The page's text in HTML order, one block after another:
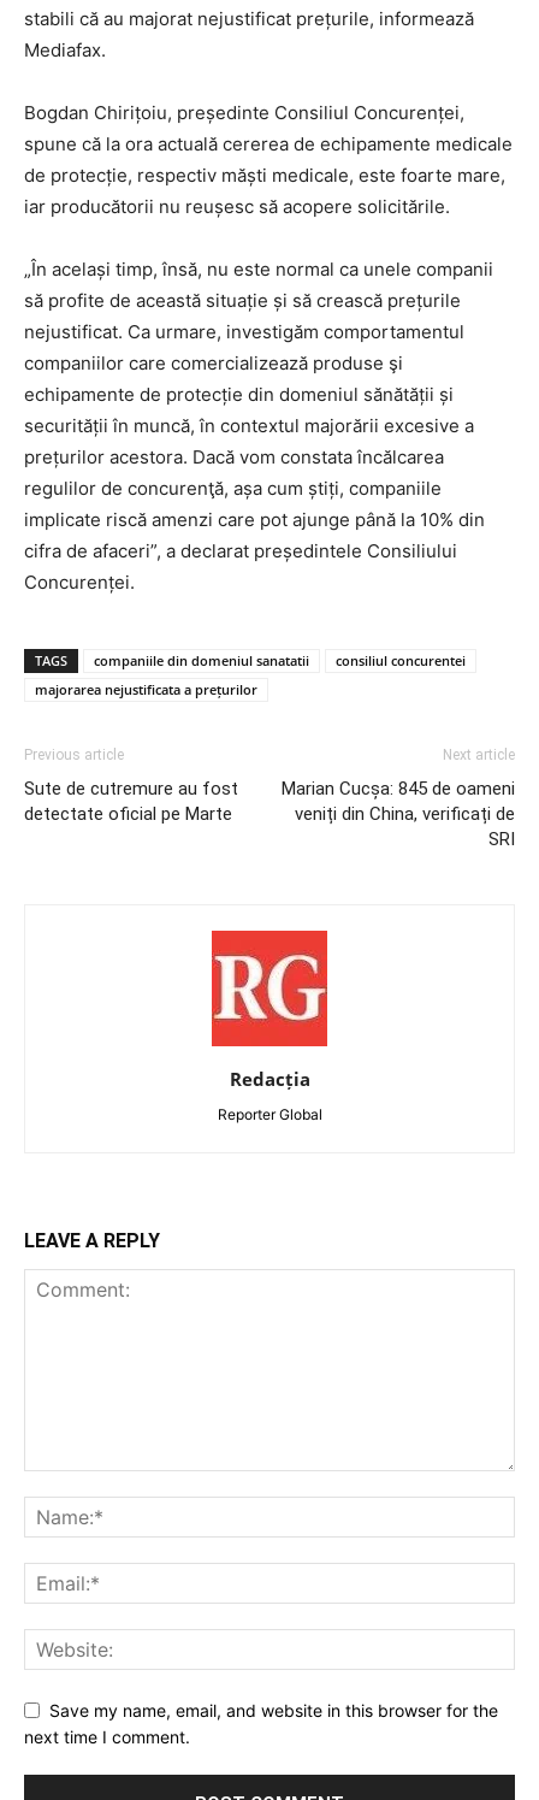
stabili că au majorat nejustificat prețurile, informează
Mediafax.
Bogdan Chirițoiu, președinte Consiliul Concurenței,
spune că la ora actuală cererea de echipamente medicale
de protecție, respectiv măști medicale, este foarte mare,
iar producătorii nu reușesc să acopere solicitările.
„În același timp, însă, nu este normal ca unele companii
să profite de această situație și să crească prețurile
nejustificat. Ca urmare, investigăm comportamentul
companiilor care comercializează produse şi
echipamente de protecție din domeniul sănătății și
securității în muncă, în contextul majorării excesive a
prețurilor acestora. Dacă vom constata încălcarea
regulilor de concurenţă, așa cum știți, companiile
implicate riscă amenzi care pot ajunge până la 10% din
cifra de afaceri”, a declarat președintele Consiliului
Concurenței.
TAGS companiile din domeniul sanatatii
consiliul concurentei
majorarea nejustificata a prețurilor
Previous article
Sute de cutremure au fost
detectate oficial pe Marte
Next article
Marian Cucșa: 845 de oameni
veniți din China, verificați de
SRI
Redacția
Reporter Global
LEAVE A REPLY
Save my name, email, and website in this browser for the
next time I comment.